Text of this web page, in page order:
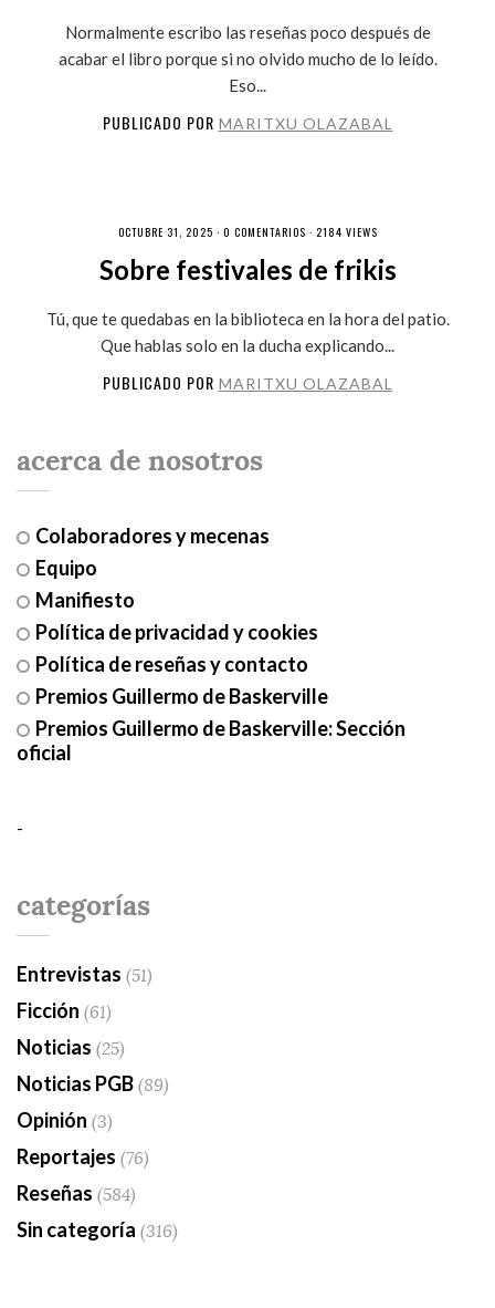
Normalmente escribo las reseñas poco después de
acabar el libro porque si no olvido mucho de lo leído.
Eso...
PUBLICADO POR MARITXU OLAZABAL
OCTUBRE 31, 2025 · 0 COMENTARIOS · 2184 VIEWS
Sobre festivales de frikis
Tú, que te quedabas en la biblioteca en la hora del patio.
Que hablas solo en la ducha explicando...
PUBLICADO POR MARITXU OLAZABAL
acerca de nosotros
Colaboradores y mecenas
Equipo
Manifiesto
Política de privacidad y cookies
Política de reseñas y contacto
Premios Guillermo de Baskerville
Premios Guillermo de Baskerville: Sección
oficial
-
categorías
Entrevistas (51)
Ficción (61)
Noticias (25)
Noticias PGB(89)
Opinión (3)
Reportajes (76)
Reseñas (584)
Sin categoría (316)